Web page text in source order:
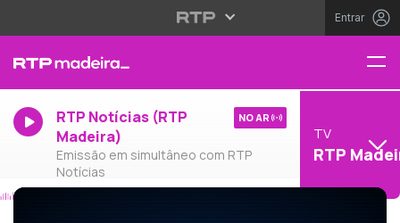
Entrar
RTP Notícias (RTP
Madeira)
Emissão em simultâneo com RTP
Notícias
NO AR
TV
RTP